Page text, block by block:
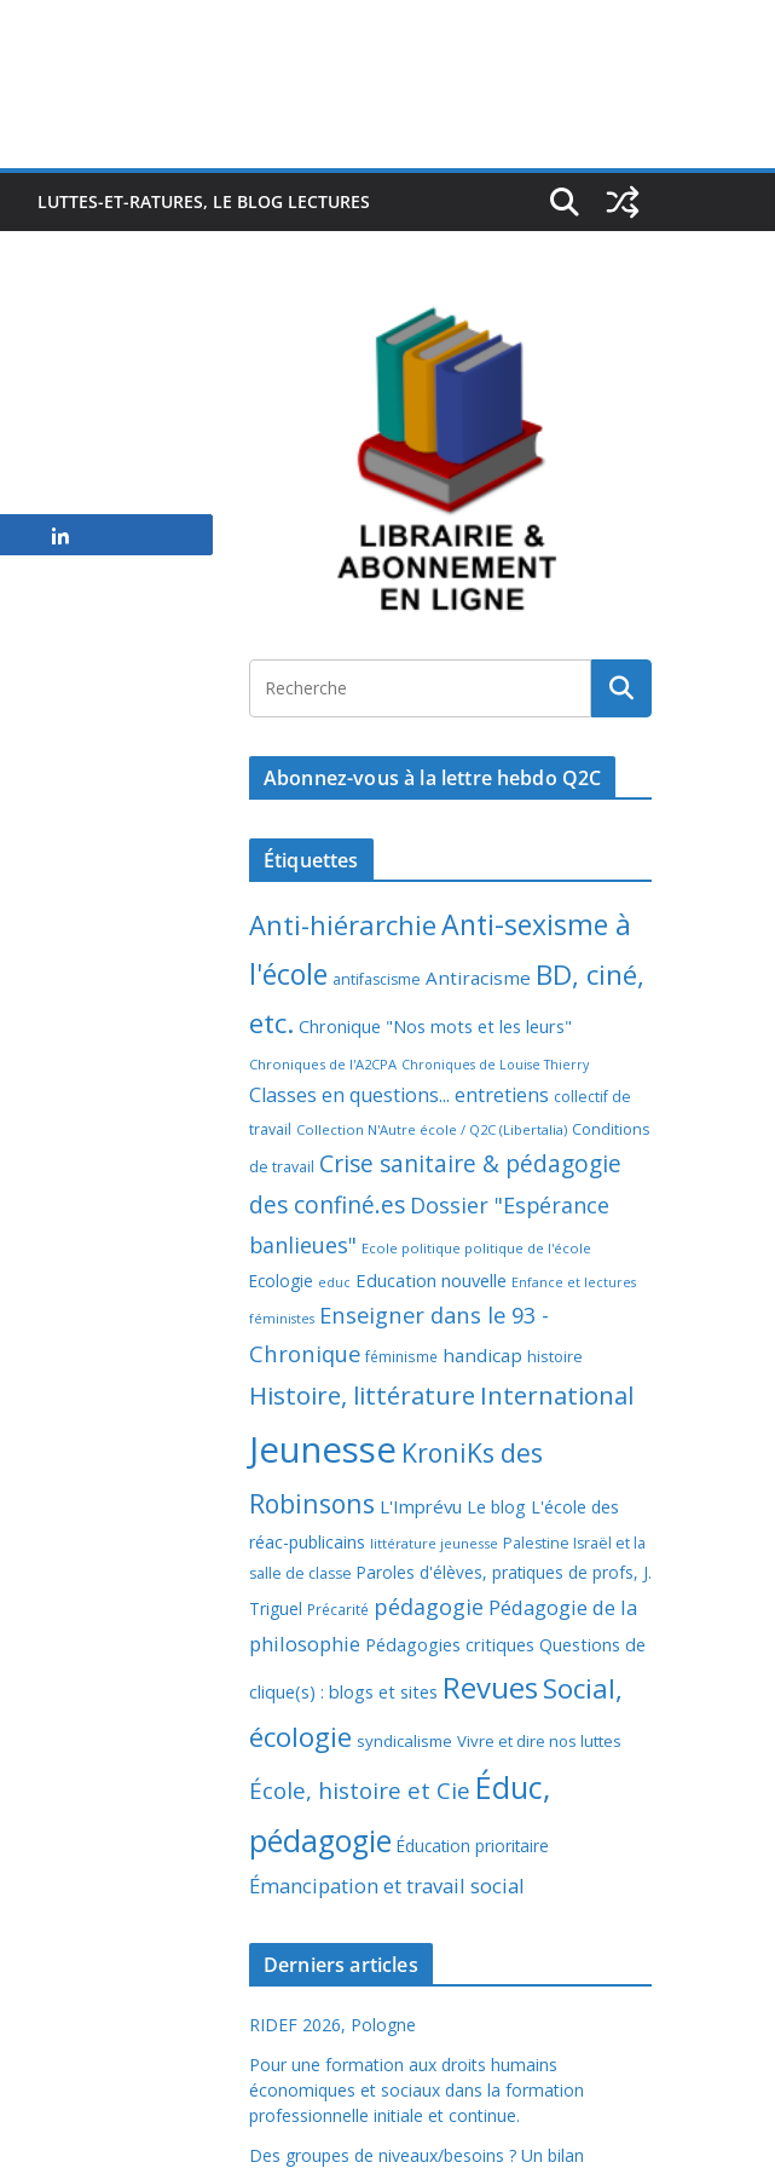
LUTTES-ET-RATURES, LE BLOG LECTURES
Abonnez-vous à la lettre hebdo Q2C
Étiquettes
Anti-hiérarchieAnti-sexisme à
l'école antifascisme Antiracisme BD, ciné,
etc. Chronique "Nos mots et les leurs"
Chroniques de l'A2CPA Chroniques de Louise Thierry
Classes en questions... entretiens collectif de
travail Collection N'Autre école / Q2C (Libertalia) Conditions
de travail Crise sanitaire & pédagogie
des confiné.es Dossier "Espérance
banlieues" Ecole politique politique de l'école
Ecologie educ Education nouvelle Enfance et lectures
féministes Enseigner dans le 93 -
Chronique féminisme handicap histoire
Histoire, littérature International
Jeunesse KroniKs des
Robinsons L'Imprévu Le blog L'école des
réac-publicains littérature jeunesse Palestine Israël et la
salle de classe Paroles d'élèves, pratiques de profs, J.
Triguel Précarité pédagogie Pédagogie de la
philosophie Pédagogies critiques Questions de
clique(s) : blogs et sites RevuesSocial,
écologie syndicalisme Vivre et dire nos luttes
École, histoire et Cie Éduc,
pédagogie Éducation prioritaire
Émancipation et travail social
Derniers articles
RIDEF 2026, Pologne
Pour une formation aux droits humains
économiques et sociaux dans la formation
professionnelle initiale et continue.
Des groupes de niveaux/besoins ? Un bilan